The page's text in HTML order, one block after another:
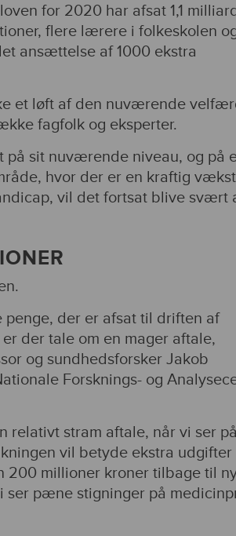
for 2020 har afsat 1,1
flere lærere i folkeskolen
ansættelse af 1000 ekstra
et løft af den nuværende
fagfolk og eksperter.
sit nuværende niveau, og på
hvor der er en kraftig
vil det fortsat blive svært
penge, der er afsat til driften af
der tale om en mager aftale,
og sundhedsforsker Jakob
Forsknings- og
relativt stram aftale, når vi ser
vil betyde ekstra udgifter
200 millioner kroner tilbage til
ser pæne stigninger på